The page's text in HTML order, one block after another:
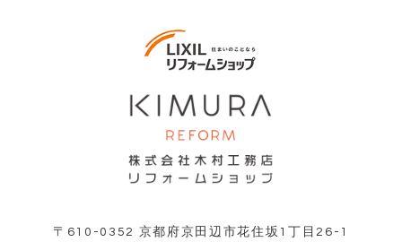
〒610-0352 京都府京田辺市花住坂1丁目26-1